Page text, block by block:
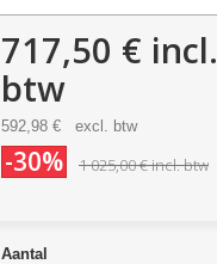
717,50 € incl.
btw
592,98 € excl. btw
-30% 1 025,00 €incl. btw
Aantal